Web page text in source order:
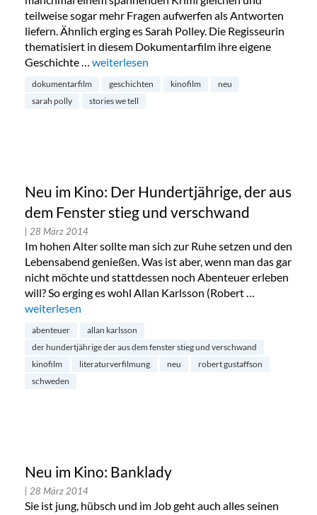
teilweise sogar mehr Fragen aufwerfen als Antworten
liefern. Ähnlich erging es Sarah Polley. Die Regisseurin
thematisiert in diesem Dokumentarfilm ihre eigene
Geschichte … „Neu im Kino: Stories We Tell“
weiterlesen
dokumentarfilm geschichten kinofilm
neu
sarah polly
stories we tell
Neu im Kino: Der Hundertjährige, der aus
dem Fenster stieg und verschwand
| 28 März 2014
Im hohen Alter sollte man sich zur Ruhe setzen und den
Lebensabend genießen. Was ist aber, wenn man das gar
nicht möchte und stattdessen noch Abenteuer erleben
will? So erging es wohl Allan Karlsson (Robert …
„Neu im Kino: Der Hundertjährige, der aus dem Fenster
weiterlesen
abenteuer
allan karlsson
der hundertjährige der aus dem fenster stieg und verschwand
kinofilm
literaturverfilmung neu
robert gustaffson
schweden
Neu im Kino: Banklady
| 28 März 2014
Sie ist jung, hübsch und im Job geht auch alles seinen